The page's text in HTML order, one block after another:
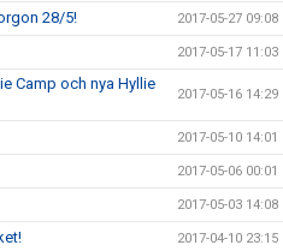
28/5! 2017-05-27 09:08
2017-05-17 11:03
Camp och nya Hyllie
2017-05-16 14:29
2017-05-10 14:01
2017-05-06 00:01
2017-05-03 14:08
2017-04-10 23:15